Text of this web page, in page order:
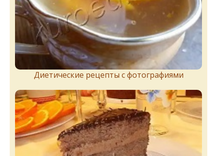
Диетические рецепты с фотографиями